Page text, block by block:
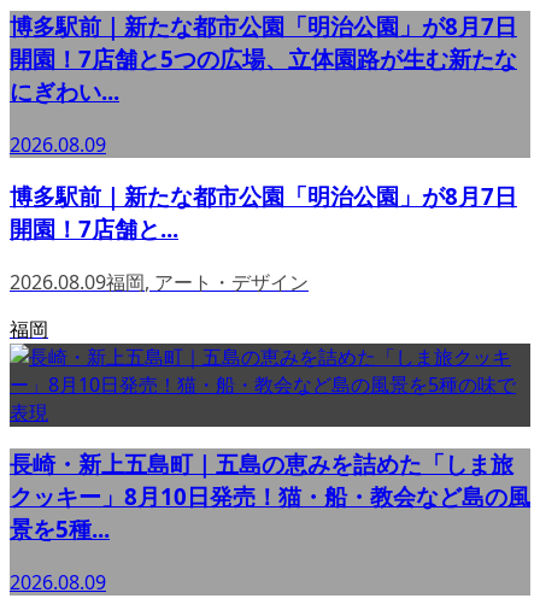
博多駅前｜新たな都市公園「明治公園」が8月7日
開園！7店舗と5つの広場、立体園路が生む新たな
にぎわい...
2026.08.09
博多駅前｜新たな都市公園「明治公園」が8月7日
開園！7店舗と...
2026.08.09福岡, アート・デザイン
福岡
長崎・新上五島町｜五島の恵みを詰めた「しま旅
クッキー」8月10日発売！猫・船・教会など島の風
景を5種...
2026.08.09